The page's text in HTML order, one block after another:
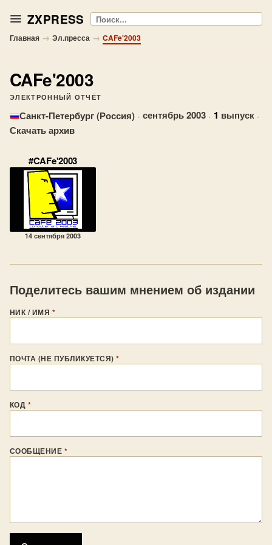
ZXPRESS Поиск
Главная → Эл.пресса → CAFe'2003
CAFe'2003
ЭЛЕКТРОННЫЙ ОТЧЁТ
Санкт-Петербург (Россия) · сентябрь 2003 · 1 выпуск ·
Скачать архив
#CAFe'2003
14 сентября 2003
Поделитесь вашим мнением об издании
НИК / ИМЯ *
ПОЧТА (НЕ ПУБЛИКУЕТСЯ)*
КОД *
СООБЩЕНИЕ *